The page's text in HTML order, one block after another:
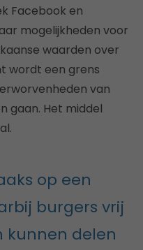
Facebook en
mogelijkheden voor
waarden over
wordt een grens
van
gaan. Het middel
op een
burgers vrij
kunnen delen